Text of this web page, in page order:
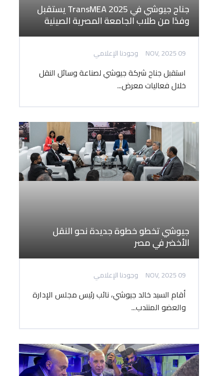
جناح جيوشي في TransMEA 2025 يستقبل
وفدًا من طلاب الجامعة المصرية الصينية
09 NOV, 2025 وجودنا الإعلامي
استقبل جناح شركة جيوشي لصناعة وسائل النقل
خلال فعاليات معرض...
جيوشي تخطو خطوة جديدة نحو النقل
الأخضر في مصر
09 NOV, 2025 وجودنا الإعلامي
أقام السيد خالد جيوشي، نائب رئيس مجلس الإدارة
والعضو المنتدب...